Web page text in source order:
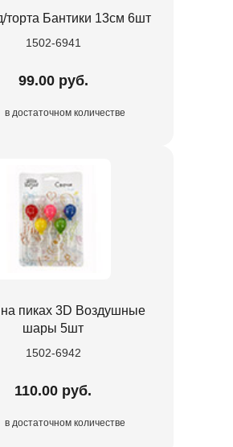
торта Бантики 13см 6шт
1502-6941
99.00 руб.
в достаточном количестве
пиках 3D Воздушные
шары 5шт
1502-6942
110.00 руб.
в достаточном количестве